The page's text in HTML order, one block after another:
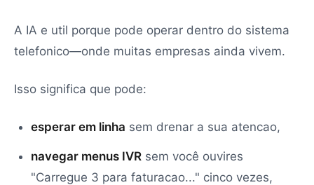
A IA e util porque pode operar dentro do sistema
telefonico—onde muitas empresas ainda vivem.
Isso significa que pode:
esperar em linha sem drenar a sua atencao,
navegar menus IVR sem você ouvires
"Carregue 3 para faturacao..." cinco vezes,